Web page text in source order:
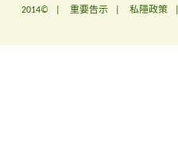
2014© | 重要告示 私隱政策